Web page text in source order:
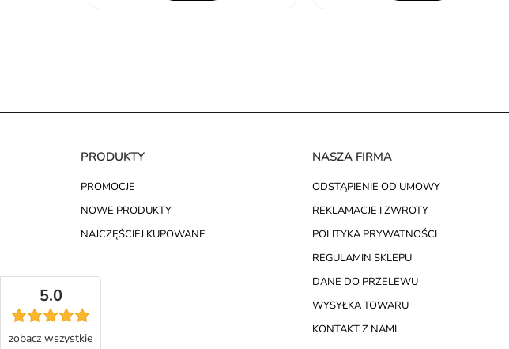
PRODUKTY
PROMOCJE
NOWE PRODUKTY
NAJCZĘŚCIEJ KUPOWANE
NASZA FIRMA
ODSTĄPIENIE OD UMOWY
REKLAMACJE I ZWROTY
POLITYKA PRYWATNOŚCI
REGULAMIN SKLEPU
DANE DO PRZELEWU
WYSYŁKA TOWARU
KONTAKT Z NAMI
5.0
zobacz wszystkie